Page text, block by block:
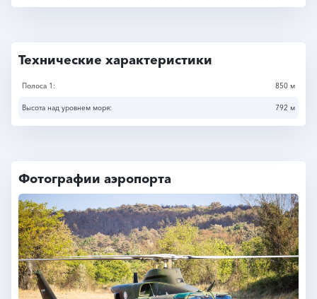
Технические характеристики
Полоса 1: 850 м
Высота над уровнем моря: 792 м
Фотографии аэропорта